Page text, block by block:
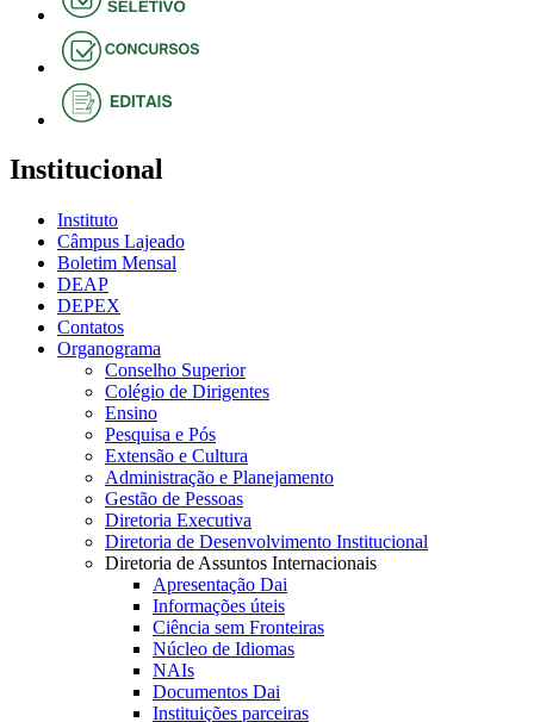
Institucional
Instituto
Câmpus Lajeado
Boletim Mensal
DEAP
DEPEX
Contatos
Organograma
Conselho Superior
Colégio de Dirigentes
Ensino
Pesquisa e Pós
Extensão e Cultura
Administração e Planejamento
Gestão de Pessoas
Diretoria Executiva
Diretoria de Desenvolvimento Institucional
Diretoria de Assuntos Internacionais
Apresentação Dai
Informações úteis
Ciência sem Fronteiras
Núcleo de Idiomas
NAIs
Documentos Dai
Instituições parceiras